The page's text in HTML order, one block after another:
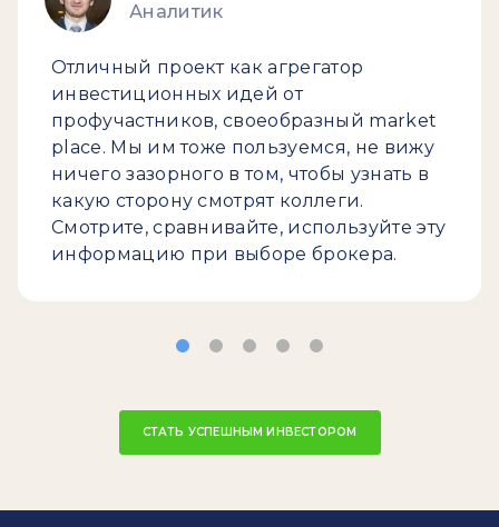
Аналитик
Отличный проект как агрегатор
инвестиционных идей от
профучастников, своеобразный market
place. Мы им тоже пользуемся, не вижу
ничего зазорного в том, чтобы узнать в
какую сторону смотрят коллеги.
Смотрите, сравнивайте, используйте эту
информацию при выборе брокера.
СТАТЬ УСПЕШНЫМ ИНВЕСТОРОМ